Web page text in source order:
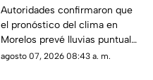
precipitaciones muy
fuertes en Morelos
HOY; Lista de
municipios más
Autoridades confirmaron que
el pronóstico del clima en
Morelos prevé lluvias puntuales
muy fuertes de 50 a 75 mm
agosto 07, 2026 08:43 a. m.